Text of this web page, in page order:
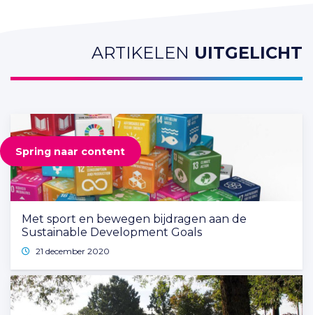
Spring naar content
ARTIKELEN UITGELICHT
Met sport en bewegen bijdragen aan de
Sustainable Development Goals
21 december 2020